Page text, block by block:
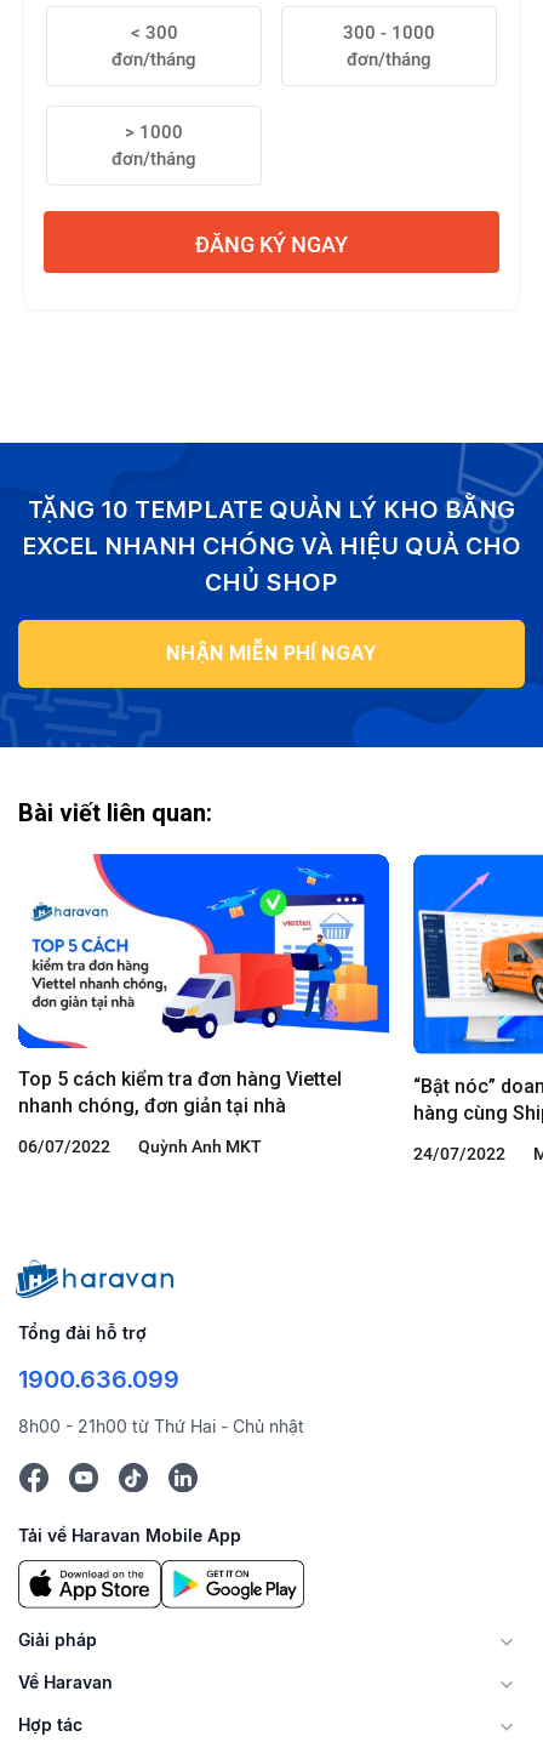
< 300
đơn/tháng
300 - 1000
đơn/tháng
> 1000
đơn/tháng
ĐĂNG KÝ NGAY
TẶNG 10 TEMPLATE QUẢN LÝ KHO BẰNG
EXCEL NHANH CHÓNG VÀ HIỆU QUẢ CHO
CHỦ SHOP
NHẬN MIỄN PHÍ NGAY
Bài viết liên quan:
Top 5 cách kiểm tra đơn hàng Viettel
nhanh chóng, đơn giản tại nhà
06/07/2022 Quỳnh Anh MKT
“Bật nóc”
hàng cùng
24/07/2022
Tổng đài hỗ trợ
1900.636.099
8h00 - 21h00 từ Thứ Hai - Chủ nhật
Tải về Haravan Mobile App
Giải pháp
Về Haravan
Hợp tác